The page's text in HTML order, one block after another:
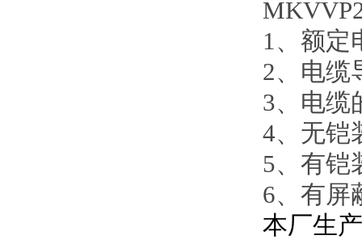
1、额定
2、电缆
3、电缆
4、无铠
5、有铠
6、有屏
本厂生